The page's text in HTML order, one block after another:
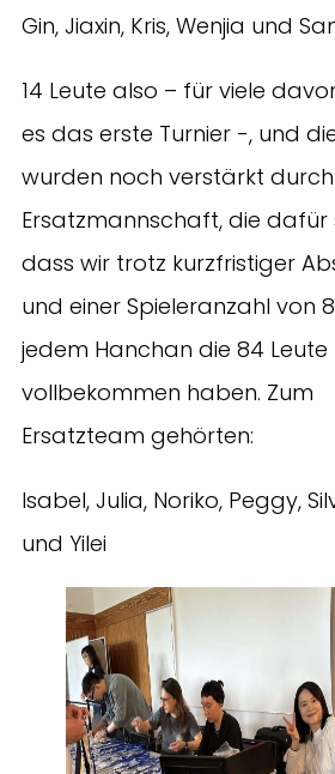
Gin, Jiaxin, Kris, Wenjia und
14 Leute also – für viele
es das erste Turnier -, und
wurden noch verstärkt
Ersatzmannschaft, die dafür
dass wir trotz kurzfristiger
und einer Spieleranzahl von
jedem Hanchan die 84 Leute
vollbekommen haben. Zum
Ersatzteam gehörten:
Isabel, Julia, Noriko, Peggy,
und Yilei